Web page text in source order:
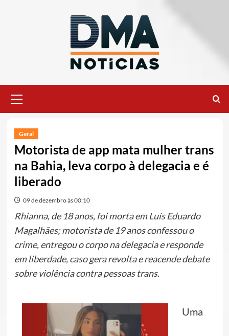
principal
Geral
Motorista de app mata mulher trans
na Bahia, leva corpo à delegacia e é
liberado
09 de dezembro às 00:10
Rhianna, de 18 anos, foi morta em Luís Eduardo
Magalhães; motorista de 19 anos confessou o
crime, entregou o corpo na delegacia e responde
em liberdade, caso gera revolta e reacende debate
sobre violência contra pessoas trans.
Uma